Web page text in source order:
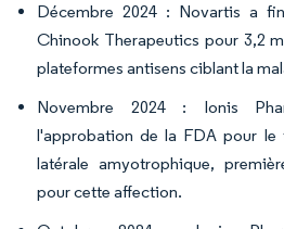
Décembre 2024 : Novartis a
Chinook Therapeutics pour 3,2
plateformes antisens ciblant la
Novembre 2024 : Ionis
l'approbation de la FDA pour le
latérale amyotrophique,
pour cette affection.